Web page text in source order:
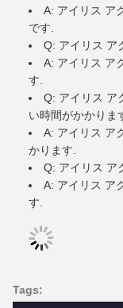
A: アイリス ア
です.
Q: アイリス ア
A: アイリス ア
す.
Q: アイリス ア
い時間がかかりま
A: アイリス ア
かります.
Q: アイリス ア
A: アイリス ア
す.
Tags: